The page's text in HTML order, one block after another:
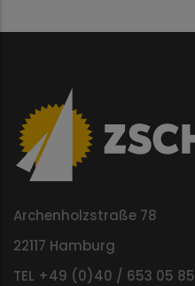
Archenholzstraße 78
22117 Hamburg
TEL +49 (0)40 / 653 05 85